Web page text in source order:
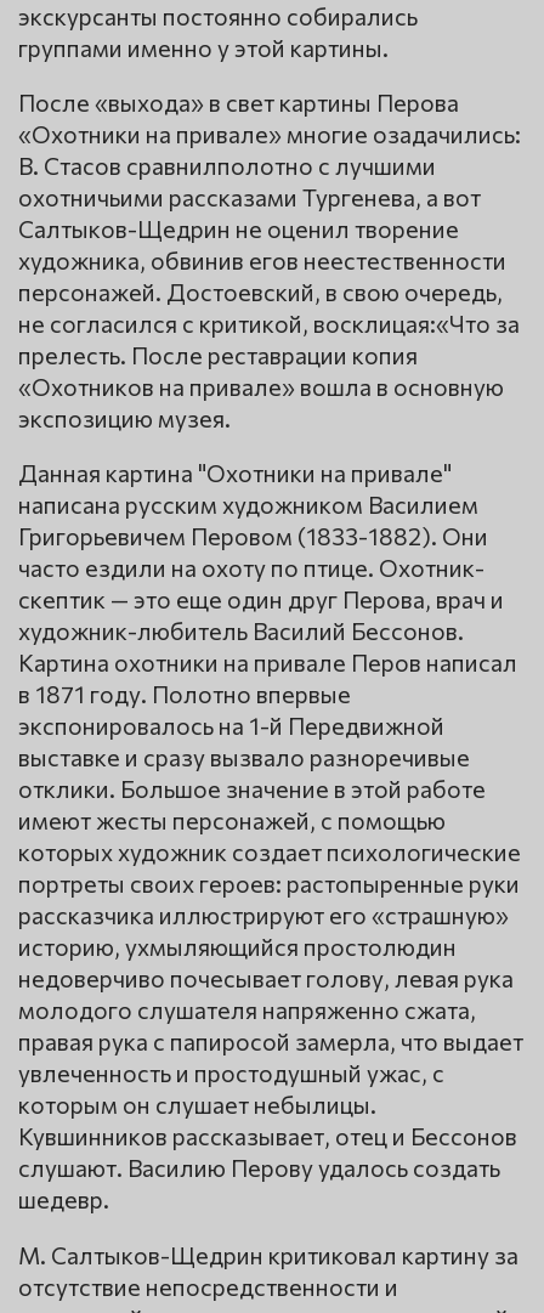
экскурсанты постоянно собирались
группами именно у этой картины.
После «выхода» в свет картины Перова
«Охотники на привале» многие озадачились:
В. Стасов сравнилполотно с лучшими
охотничьими рассказами Тургенева, а вот
Салтыков-Щедрин не оценил творение
художника, обвинив егов неестественности
персонажей. Достоевский, в свою очередь,
не согласился с критикой, восклицая:«Что за
прелесть. После реставрации копия
«Охотников на привале» вошла в основную
экспозицию музея.
Данная картина "Охотники на привале"
написана русским художником Василием
Григорьевичем Перовом (1833-1882). Они
часто ездили на охоту по птице. Охотник-
скептик — это еще один друг Перова, врач и
художник-любитель Василий Бессонов.
Картина охотники на привале Перов написал
в 1871 году. Полотно впервые
экспонировалось на 1-й Передвижной
выставке и сразу вызвало разноречивые
отклики. Большое значение в этой работе
имеют жесты персонажей, с помощью
которых художник создает психологические
портреты своих героев: растопыренные руки
рассказчика иллюстрируют его «страшную»
историю, ухмыляющийся простолюдин
недоверчиво почесывает голову, левая рука
молодого слушателя напряженно сжата,
правая рука с папиросой замерла, что выдает
увлеченность и простодушный ужас, с
которым он слушает небылицы.
Кувшинников рассказывает, отец и Бессонов
слушают. Василию Перову удалось создать
шедевр.
М. Салтыков-Щедрин критиковал картину за
отсутствие непосредственности и